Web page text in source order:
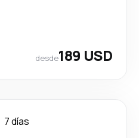
desde189 USD
7 días